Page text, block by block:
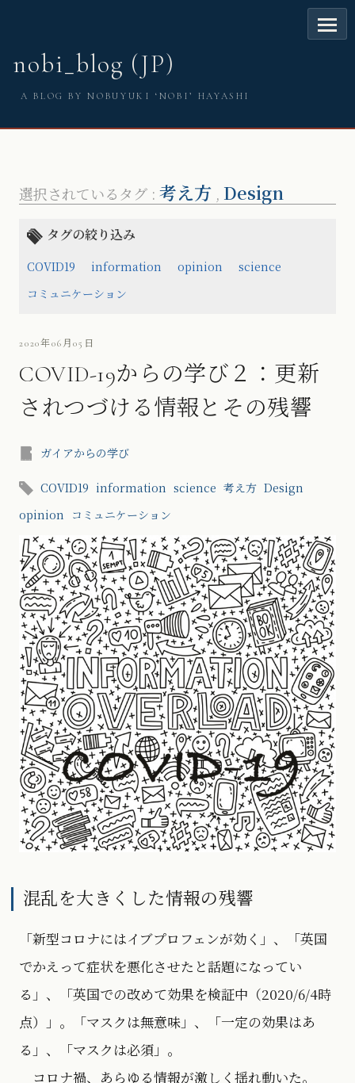
nobi_blog (JP)
A BLOG BY NOBUYUKI ‘NOBI’ HAYASHI
選択されているタグ : 考え方 , Design
タグの絞り込み
COVID19 information opinion
science
コミュニケーション
2020年06月05日
COVID-19からの学び２：更新
されつづける情報とその残響
ガイアからの学び
COVID19 information science 考え方 Design
opinion
コミュニケーション
混乱を大きくした情報の残響
「新型コロナにはイブプロフェンが効く」、「英国
でかえって症状を悪化させたと話題になってい
る」、「英国での改めて効果を検証中（2020/6/4時
点）」。「マスクは無意味」、「一定の効果はあ
る」、「マスクは必須」。
コロナ禍、あらゆる情報が激しく揺れ動いた。